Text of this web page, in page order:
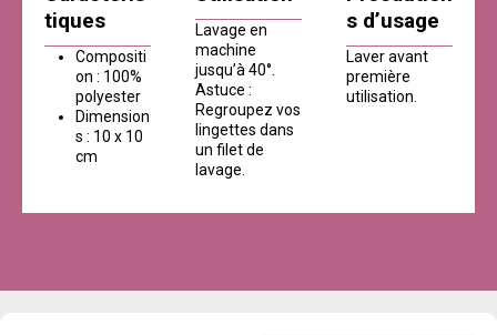
tiques
Compositi
on : 100%
polyester
Dimension
s : 10 x 10
cm
Lavage en
machine
jusqu’à 40°.
Astuce :
Regroupez vos
lingettes dans
un filet de
lavage.
s d’usage
Laver avant
première
utilisation.